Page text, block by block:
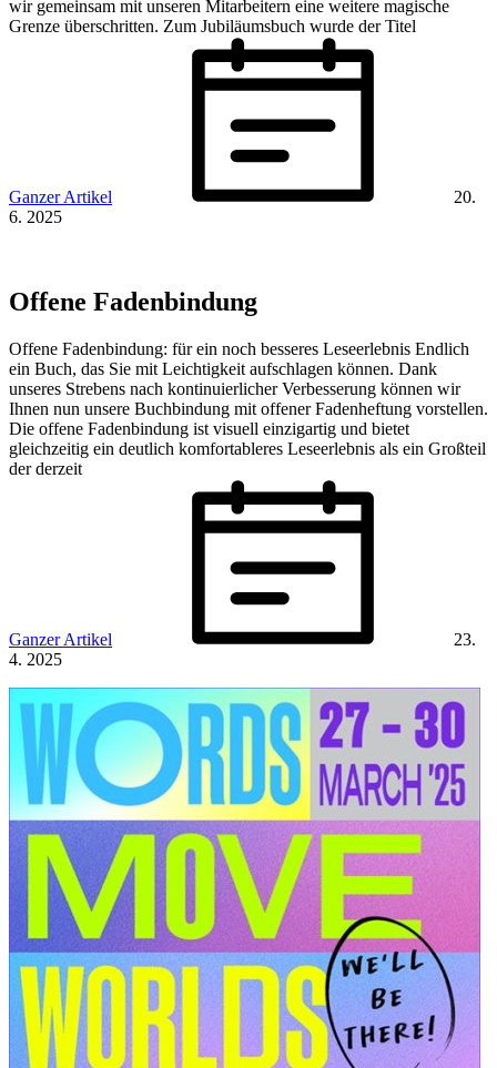
wir gemeinsam mit unseren Mitarbeitern eine weitere magische
Grenze überschritten. Zum Jubiläumsbuch wurde der Titel
Ganzer Artikel
20.
6. 2025
Offene Fadenbindung
Offene Fadenbindung: für ein noch besseres Leseerlebnis Endlich
ein Buch, das Sie mit Leichtigkeit aufschlagen können. Dank
unseres Strebens nach kontinuierlicher Verbesserung können wir
Ihnen nun unsere Buchbindung mit offener Fadenheftung vorstellen.
Die offene Fadenbindung ist visuell einzigartig und bietet
gleichzeitig ein deutlich komfortableres Leseerlebnis als ein Großteil
der derzeit
Ganzer Artikel
23.
4. 2025